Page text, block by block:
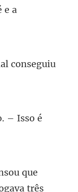
que